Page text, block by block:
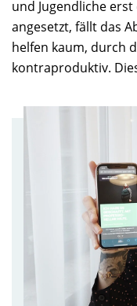
und Jugendliche
angesetzt, fällt das
helfen kaum, durch
kontraproduktiv.